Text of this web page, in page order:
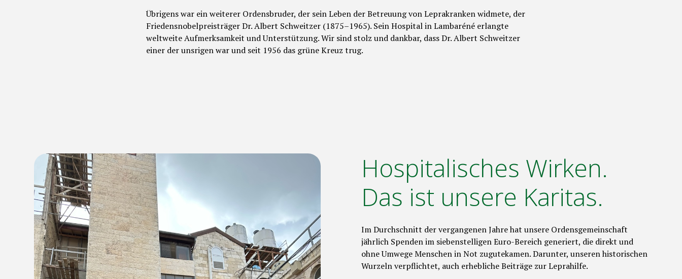
Übrigens war ein weiterer Ordensbruder, der sein Leben der Betreuung von Leprakranken widmete, der
Friedensnobelpreisträger Dr. Albert Schweitzer (1875–1965). Sein Hospital in Lambaréné erlangte
weltweite Aufmerksamkeit und Unterstützung. Wir sind stolz und dankbar, dass Dr. Albert Schweitzer
einer der unsrigen war und seit 1956 das grüne Kreuz trug.
Hospitalisches Wirken.
Das ist unsere Karitas.
Im Durchschnitt der vergangenen Jahre hat unsere Ordensgemeinschaft
jährlich Spenden im siebenstelligen Euro-Bereich generiert, die direkt und
ohne Umwege Menschen in Not zugutekamen. Darunter, unseren historischen
Wurzeln verpflichtet, auch erhebliche Beiträge zur Leprahilfe.